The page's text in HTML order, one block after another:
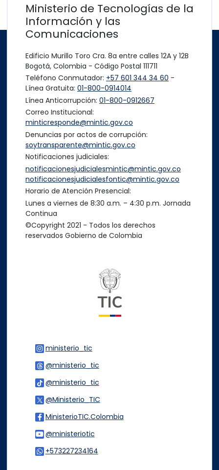
Ministerio de Tecnologías de la
Información y las
Comunicaciones
Edificio Murillo Toro Cra. 8a entre calles 12A y 12B
Bogotá, Colombia - Código Postal 111711
Teléfono Conmutador: +57 601 344 34 60 -
Línea Gratuita: 01-800-0914014
Línea Anticorrupción: 01-800-0912667
Correo Institucional:
minticresponde@mintic.gov.co
Denuncias por actos de corrupción:
soytransparente@mintic.gov.co
Notificaciones judiciales:
notificacionesjudicialesmintic@mintic.gov.co
notificacionesjudicialesfontic@mintic.gov.co
Horario de Atención Presencial:
Lunes a viernes de 8:30 a.m. – 4:30 p.m. Jornada
Continua
©Copyright 2021 - Todos los derechos
reservados Gobierno de Colombia
ministerio_tic
@ministerio_tic
@ministerio_tic
@Ministerio_TIC
MinisterioTIC.Colombia
@ministeriotic
+573227234164